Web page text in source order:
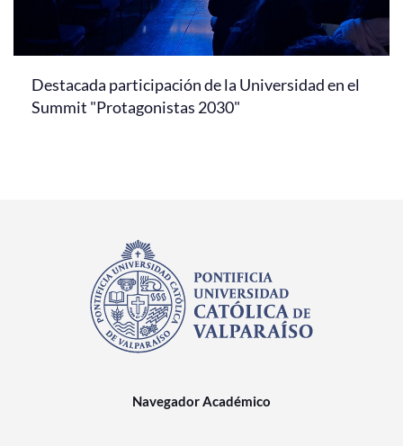
Destacada participación de la Universidad en el
Summit "Protagonistas 2030"
Navegador Académico